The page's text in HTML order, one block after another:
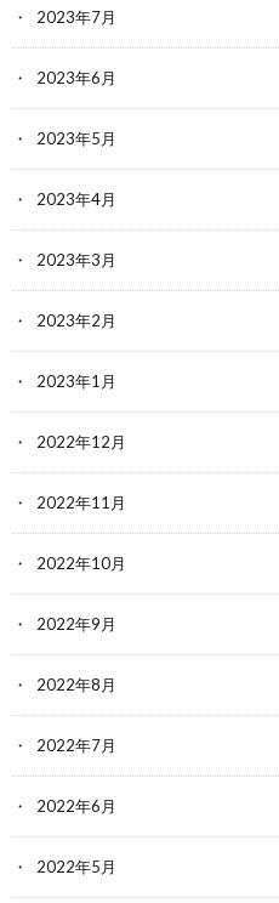
2023年7月
2023年6月
2023年5月
2023年4月
2023年3月
2023年2月
2023年1月
2022年12月
2022年11月
2022年10月
2022年9月
2022年8月
2022年7月
2022年6月
2022年5月